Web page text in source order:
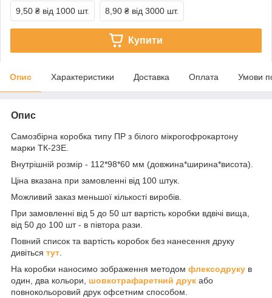
9,50 ₴ від 1000 шт. 8,90 ₴ від 3000 шт.
Купити
Опис Характеристики Доставка Оплата Умови
Опис
Самозбірна коробка типу ПР з білого мікрогофрокартону
марки ТК-23Е.
Внутрішній розмір - 112*98*60 мм (довжина*ширина*висота).
Ціна вказана при замовленні від 100 штук.
Можливий заказ меньшої кількості виробів.
При замовленні від 5 до 50 шт вартість коробки вдвічі вища,
від 50 до 100 шт - в півтора рази.
Повний список та вартість коробок без нанесення друку
дивіться тут
На коробки наносимо зображення методом флексодруку в
один, два кольори, шовкотрафаретний друк або
повнокольоровий друк офсетним способом.